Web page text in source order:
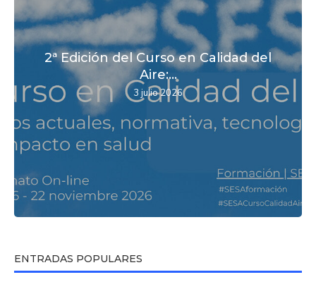
2ª Edición del Curso en Calidad del
Aire:...
3 julio 2026
ENTRADAS POPULARES